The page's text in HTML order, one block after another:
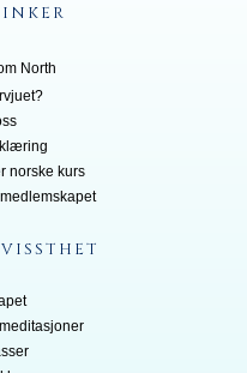
North
rvjuet?
norske kurs